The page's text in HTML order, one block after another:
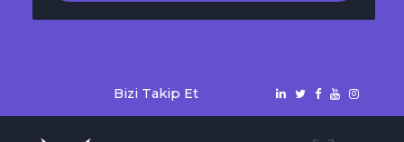
Bizi Takip Et